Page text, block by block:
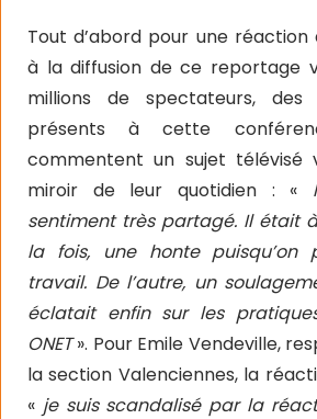
Tout d’abord pour une réaction
à la diffusion de ce reportage
millions de spectateurs, des
présents à cette
commentent un sujet télévisé
miroir de leur quotidien : «
sentiment très partagé. Il était
la fois, une honte puisqu’on
travail. De l’autre, un
éclatait enfin sur les
ONET». Pour Emile Vendeville,
la section Valenciennes, la
« je suis scandalisé par la